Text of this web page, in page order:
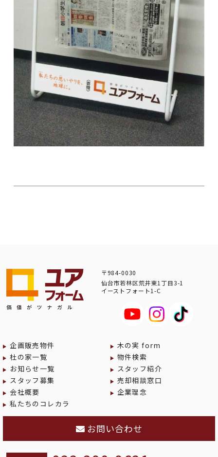
〒984-0030
仙台市若林区荒井東1丁目3-1
イーストフォート1-C
企画販売物件
木の実 form
杜の家一覧
物件検索
お知らせ一覧
スタッフ紹介
スタッフ募集
売却相談窓口
会社概要
企業理念
私たちのコレカラ
お問い合わせ